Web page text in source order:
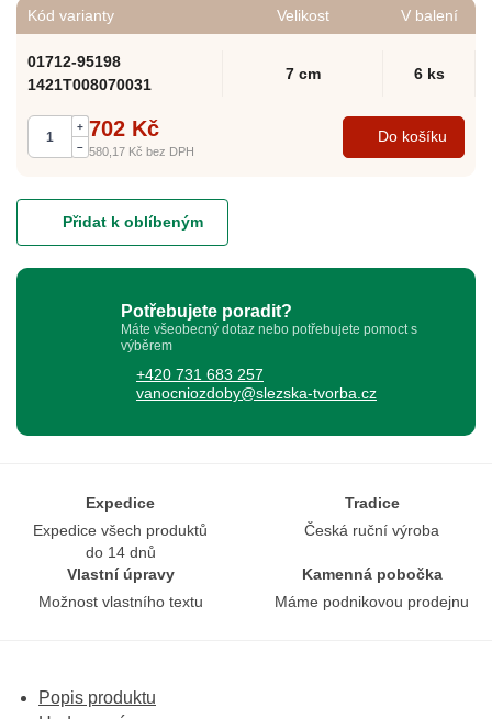
Kód varianty Velikost V balení
01712-95198
1421T008070031
7 cm 6 ks
+
–
702 Kč
580,17 Kč bez DPH
Do košíku
Přidat k oblíbeným
Potřebujete poradit?
Máte všeobecný dotaz nebo potřebujete pomoct s
výběrem
+420 731 683 257
vanocniozdoby@slezska-tvorba.cz
Expedice
Expedice všech produktů
do 14 dnů
Tradice
Česká ruční výroba
Vlastní úpravy
Možnost vlastního textu
Kamenná pobočka
Máme podnikovou prodejnu
Popis produktu